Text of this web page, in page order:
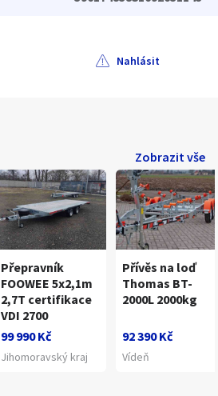
Nahlásit
Zobrazit vše
Přepravník
FOOWEE 5x2,1m
2,7T certifikace
VDI 2700
99 990 Kč
Jihomoravský kraj
Přívěs na loď
Thomas BT-
2000L 2000kg
92 390 Kč
Vídeň